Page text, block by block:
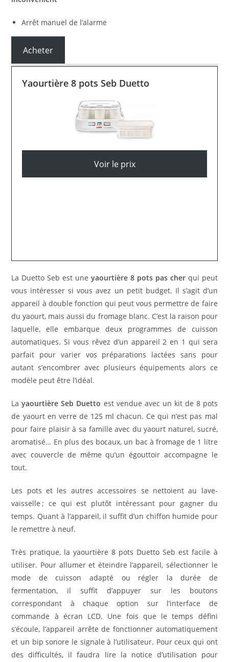
Arrêt manuel de l’alarme
Acheter
Yaourtière 8 pots Seb Duetto
Voir le prix
La Duetto Seb est uneyaourtière 8 pots pas cher qui peut
vous intéresser si vous avez un petit budget. Il s’agit d’un
appareil à double fonction qui peut vous permettre de faire
du yaourt, mais aussi du fromage blanc. C’est la raison pour
laquelle, elle embarque deux programmes de cuisson
automatiques. Si vous rêvez d’un appareil 2 en 1 qui sera
parfait pour varier vos préparations lactées sans pour
autant s’encombrer avec plusieurs équipements alors ce
modèle peut être l’idéal.
Layaourtière Seb Duetto est vendue avec un kit de 8 pots
de yaourt en verre de 125 ml chacun. Ce qui n’est pas mal
pour faire plaisir à sa famille avec du yaourt naturel, sucré,
aromatisé… En plus des bocaux, un bac à fromage de 1 litre
avec couvercle de même qu’un égouttoir accompagne le
tout.
Les pots et les autres accessoires se nettoient au lave-
vaisselle ; ce qui est plutôt intéressant pour gagner du
temps. Quant à l’appareil, il suffit d’un chiffon humide pour
le remettre à neuf.
Très pratique, la yaourtière 8 pots Duetto Seb est facile à
utiliser. Pour allumer et éteindre l’appareil, sélectionner le
mode de cuisson adapté ou régler la durée de
fermentation, il suffit d’appuyer sur les boutons
correspondant à chaque option sur l’interface de
commande à écran LCD. Une fois que le temps défini
s’écoule, l’appareil arrête de fonctionner automatiquement
et un bip sonore le signale à l’utilisateur. Pour ceux qui ont
des difficultés, il faudra lire la notice d’utilisation pour